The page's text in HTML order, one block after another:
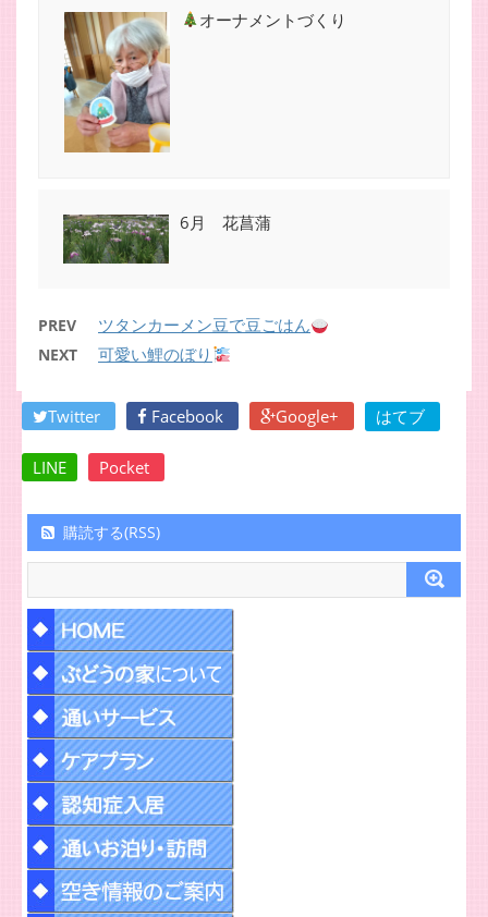
オーナメントづくり
6月 花菖蒲
PREV ツタンカーメン豆で豆ごはん
NEXT 可愛い鯉のぼり
Twitter Facebook Google+ はてブ
LINE Pocket
購読する(RSS)